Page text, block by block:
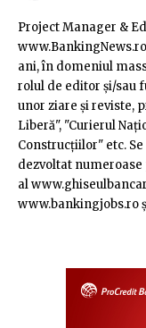
Project Manager &
ani, în domeniul
rolul de editor şi/sau
unor ziare şi reviste,
Liberă", "Curierul
Construcţiilor" etc.
dezvoltat
al
www.bankingjobs.ro